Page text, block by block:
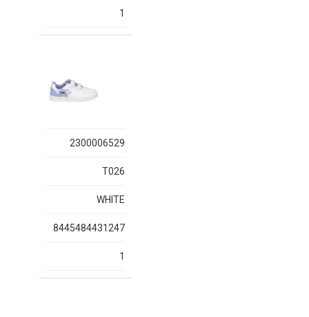
1
2300006529
T026
WHITE
8445484431247
1